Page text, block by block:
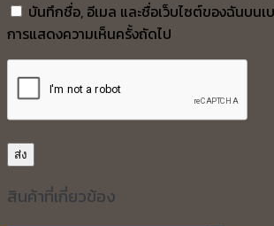
บันทึกชื่อ, อีเมล และชื่อเว็บไซต์ของฉันบนเ
การแสดงความเห็นครั้งถัดไป
สินค้าที่เกี่ยวข้อง